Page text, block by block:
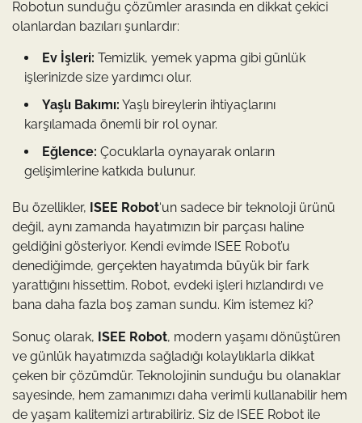
Robotun sunduğu çözümler arasında en dikkat çekici
olanlardan bazıları şunlardır:
Ev İşleri: Temizlik, yemek yapma gibi günlük
işlerinizde size yardımcı olur.
Yaşlı Bakımı: Yaşlı bireylerin ihtiyaçlarını
karşılamada önemli bir rol oynar.
Eğlence: Çocuklarla oynayarak onların
gelişimlerine katkıda bulunur.
Bu özellikler, ISEE Robot‘un sadece bir teknoloji ürünü
değil, aynı zamanda hayatımızın bir parçası haline
geldiğini gösteriyor. Kendi evimde ISEE Robot’u
denediğimde, gerçekten hayatımda büyük bir fark
yarattığını hissettim. Robot, evdeki işleri hızlandırdı ve
bana daha fazla boş zaman sundu. Kim istemez ki?
Sonuç olarak, ISEE Robot, modern yaşamı dönüştüren
ve günlük hayatımızda sağladığı kolaylıklarla dikkat
çeken bir çözümdür. Teknolojinin sunduğu bu olanaklar
sayesinde, hem zamanımızı daha verimli kullanabilir hem
de yaşam kalitemizi artırabiliriz. Siz de ISEE Robot ile